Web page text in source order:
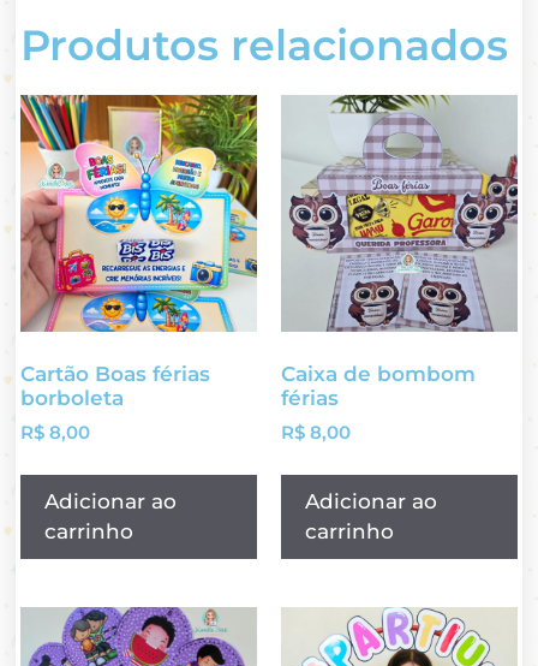
Produtos relacionados
Cartão Boas férias
borboleta
R$ 8,00
Adicionar ao
carrinho
Caixa de bombom
férias
R$ 8,00
Adicionar ao
carrinho